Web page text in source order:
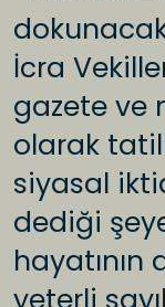
İcra
gazete ve
olarak
siyasal
dediği
hayatının